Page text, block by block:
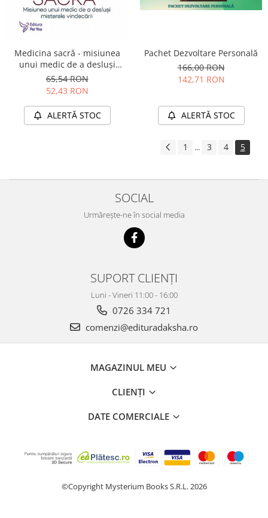
Medicina sacră - misiunea
unui medic de a desluşi
misterele vindecării
65,54 RON
52,43 RON
ALERTĂ STOC
Pachet Dezvoltare Personală
166,00 RON
142,71 RON
ALERTĂ STOC
1 ... 3 4 5
SOCIAL
Urmărește-ne în social media
SUPORT CLIENȚI
Luni - Vineri 11:00 - 16:00
0726 334 721
comenzi@edituradaksha.ro
MAGAZINUL MEU
CLIENȚI
DATE COMERCIALE
©Copyright Mysterium Books S.R.L. 2026